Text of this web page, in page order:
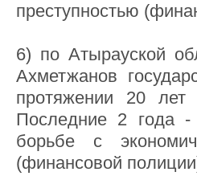
преступностью
6) по Атырауской
Ахметжанов
протяжении 20 лет
Последние 2 года -
борьбе с
(финансовой